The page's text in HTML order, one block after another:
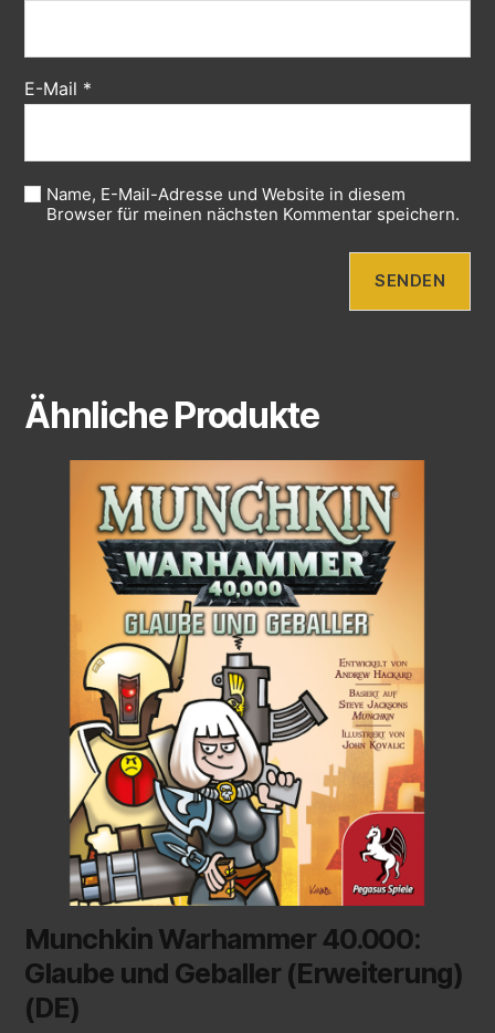
E-Mail *
Name, E-Mail-Adresse und Website in diesem
Browser für meinen nächsten Kommentar speichern.
Ähnliche Produkte
Munchkin Warhammer 40.000:
Glaube und Geballer (Erweiterung)
(DE)